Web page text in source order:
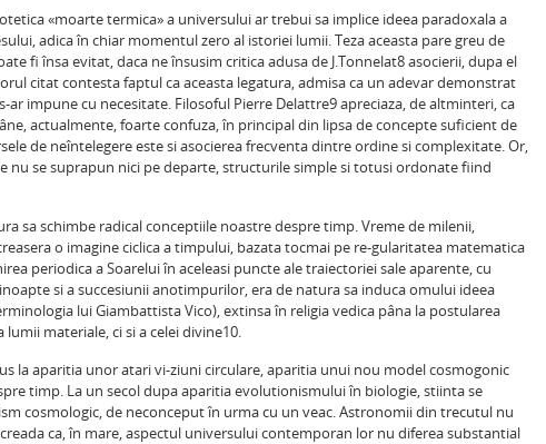
«moarte termica» a universului ar trebui sa implice ideea paradoxala a
adica în chiar momentul zero al istoriei lumii. Teza aceasta pare greu de
fi însa evitat, daca ne însusim critica adusa de J.Tonnelat8 asocierii, dupa el
citat contesta faptul ca aceasta legatura, admisa ca un adevar demonstrat
ar impune cu necesitate. Filosoful Pierre Delattre9 apreciaza, de altminteri, ca
actualmente, foarte confuza, în principal din lipsa de concepte suficient de
de neîntelegere este si asocierea frecventa dintre ordine si complexitate. Or,
nu se suprapun nici pe departe, structurile simple si totusi ordonate fiind
sa schimbe radical conceptiile noastre despre timp. Vreme de milenii,
o imagine ciclica a timpului, bazata tocmai pe re-gularitatea matematica
periodica a Soarelui în aceleasi puncte ale traiectoriei sale aparente, cu
si a succesiunii anotimpurilor, era de natura sa induca omului ideea
lui Giambattista Vico), extinsa în religia vedica pâna la postularea
materiale, ci si a celei divine10.
la aparitia unor atari vi-ziuni circulare, aparitia unui nou model cosmogonic
timp. La un secol dupa aparitia evolutionismului în biologie, stiinta se
cosmologic, de neconceput în urma cu un veac. Astronomii din trecutul nu
ca, în mare, aspectul universului contemporan lor nu diferea substantial